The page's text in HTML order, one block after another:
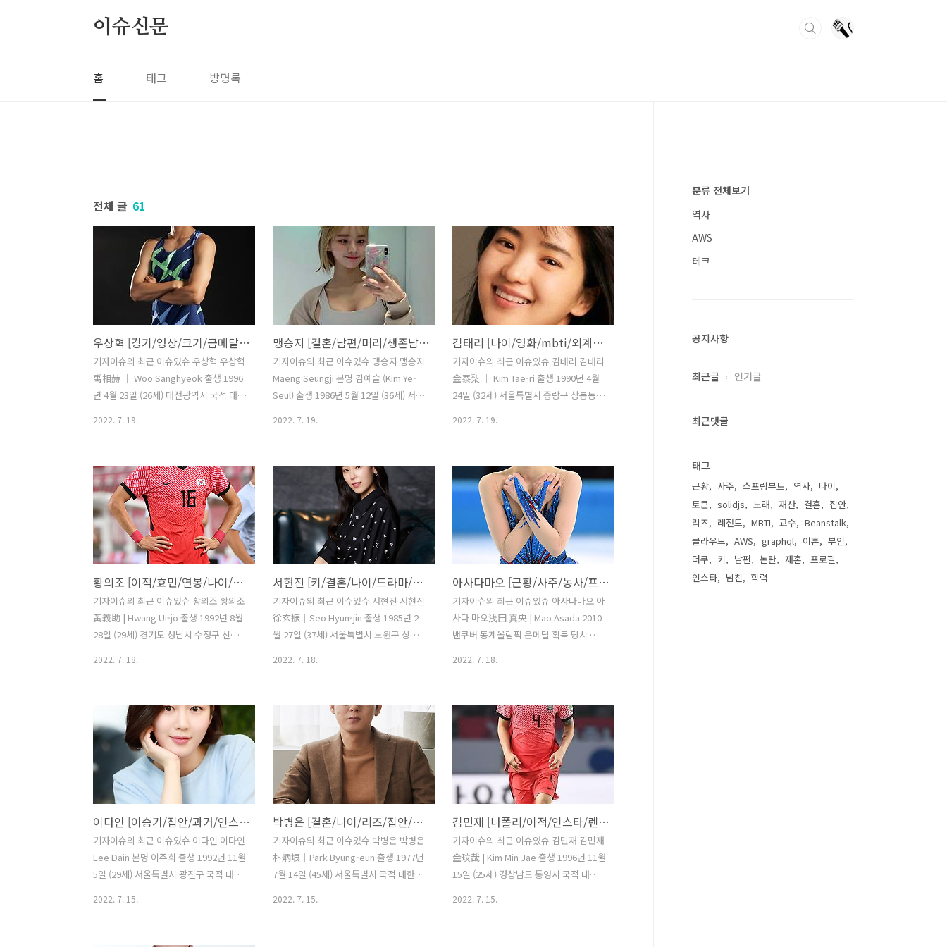
이슈신문
홈 태그 방명록
전체 글 61
우상혁 [경기/영상/크기/금메달/논란/프로필]
기자이슈의 최근 이슈있슈 우상혁 우상혁
禹相赫 ｜ Woo Sanghyeok 출생 1996
년 4월 23일 (26세) 대전광역시 국적 대한
(사회체육학 / 학사) 신체 188cm, 73kg,
285mm 종목 육상 주종목 높이뛰기 기록
실외 2.35m (2020 도쿄 올림픽, 2022 오
리건 세계육상선수권대회)실내 2.36m
(2022 월드 인도어 투어 브론즈 후스토페
체) 소속 서천군청 (2013~)국군체육부대
(2021.3.2~) 1. 소개 Let’s go, Woo!할
수 있다, 올라간다! 2020 도쿄 올림픽에
서 높이뛰기를 하기 전 항상 되뇌인 말. 대
한민국의 높이뛰기 선수입니다. 2022년
3..
2022. 7. 19.
맹승지 [결혼/남편/머리/생존남녀/인스타/프로필]
기자이슈의 최근 이슈있슈 맹승지 맹승지
Maeng Seungji 본명 김예슬 (Kim Ye-
Seul) 출생 1986년 5월 12일 (36세) 서울
대학교 (학사) 종교 무종교 데뷔 2013년
MBC 20기 공채 코미디언 소속사 무소속
MBTI INFJ 1. 소개 대한민국의 前 코미디
언, 現 배우. 2. 활동 데뷔 이전에는 연극
단 활동을 통해 연기 경험을 쌓았고, 2013
년 공채 코미디언에 발탁되면서 코미디에
빠지다에 '맹스타'로 본인의 이름을 알리
기 시작했습니다. 하지만 코빠 자체가 시
청자들이 외면하기 쉬운 금요일 심야 프
로그램이었기 때문에 주목을 많이 받지
못할 뻔 하였으나 맹승지의 이..
2022. 7. 19.
김태리 [나이/영화/mbti/외계인/프로필]
기자이슈의 최근 이슈있슈 김태리 김태리
金泰梨 ｜ Kim Tae-ri 출생 1990년 4월
24일 (32세) 서울특별시 중랑구 상봉동
신현초등학교 (졸업) 신현중학교 (졸업)
영신간호비즈니스고등학교 (디자인과 /
졸업) 경희대학교 정경대학 (언론정보학 /
학사) 종교 무종교 데뷔 2014년 더바디샵
CF 별명 태리야끼, 김탤, 탤, 꼬북이, 사랑
의 밭태리, 김래리, 김보폭, 태리블리, 나
희도, 다이숙희, 태리 보가드 MBTI I???
official｜ 갤러리｜ 팬카페 1. 소개 대한
민국의 배우. 2. 데뷔 전 1990년 4월 24
일, 서울에서 1남 1녀 중 막내로 태어났으
며, 가족..
2022. 7. 19.
황의조 [이적/효민/연봉/나이/키/프로필]
기자이슈의 최근 이슈있슈 황의조 황의조
黃義助 | Hwang Ui-jo 출생 1992년 8월
28일 (29세) 경기도 성남시 수정구 신흥
스트라이커 주발 오른발(양발) 등번호 FC
지롱댕 드 보르도 18 대한민국 축구 국가
대표팀 16 학력 용인초등학교 (졸업)풍생
중학교 (졸업)풍생고등학교 (졸업)연세대
학교 (체육교육학 / 중퇴) 소속 팀 성남 일
화 천마/성남 FC (2013~2017) 감바 오사
카 (2017~2019) FC 지롱댕 드 보르도
(2019~ ) 국가대표 47경기 16골 (2015~ )
통산 득점 118골 후원사 아디다스 (X
SPEEDFLOW) 에이전트 병역 병역특..
2022. 7. 18.
서현진 [키/결혼/나이/드라마/다이어트/프로필]
기자이슈의 최근 이슈있슈 서현진 서현진
徐玄振｜Seo Hyun-jin 출생 1985년 2
월 27일 (37세) 서울특별시 노원구 상계
학력 청원초등학교 (졸업) 국립국악중학
교 (한국무용전공 / 졸업) 국립국악고등학
교 (한국무용과 / 전학) 구정고등학교 (졸
업) 동덕여자대학교 (실용음악학 / 학사)
종교 가톨릭 (세례명: 가브리엘라) 데뷔
2001년 1집 앨범 'With Freshness' (데
뷔일로부터 +7501일, 20주년) 별명 아기
복숭아, 월화요정, 헨진, 로코퀸, 믿보배,
러블리진, tvN 공무원, TMT, 불꽃 연기
취미 뜨개질, 여행 등 MBTI INFP 1. 소개
대한..
2022. 7. 18.
아사다마오 [근황/사주/농사/프로필]
기자이슈의 최근 이슈있슈 아사다마오 아
사다 마오浅田 真央 | Mao Asada 2010
밴쿠버 동계올림픽 은메달 획득 당시 본
일본 학력 추쿄대학 (체육학 / 학사) 종목
피겨 스케이팅 신체 163cm, B형 가족 아
버지, 언니 아사다 마이 은퇴 2017년 4월
10일 1. 소개 일본의 前 여자 싱글 피겨 스
케이팅 선수이며, 2010 밴쿠버 동계올림
픽 은메달리스트입니다. 1.1. 총평 지치지
않습니다. 남들이 다 지치는 프로그램 후
반부에서 오히려 힘을 얻어 스케이팅을
합니다. 하지만, 김연아와 카롤리나 코스
트너가 가지고 있는 스피드와 파워는 아
사다 마오에게 없습니다. 트리..
2022. 7. 18.
이다인 [이승기/집안/과거/인스타/육상/프로필]
기자이슈의 최근 이슈있슈 이다인 이다인
Lee Dain 본명 이주희 출생 1992년 11월
5일 (29세) 서울특별시 광진구 국적 대한
극영화학 / 학사) 가족 생부 임영규, 계부
2022. 7. 15.
박병은 [결혼/나이/리즈/집안/프로필]
기자이슈의 최근 이슈있슈 박병은 박병은
朴炳垠｜Park Byung-eun 출생 1977년
7월 14일 (45세) 서울특별시 국적 대한민
2022. 7. 15.
김민재 [나폴리/이적/인스타/렌/프로필]
기자이슈의 최근 이슈있슈 김민재 김민재
金玟哉 | Kim Min Jae 출생 1996년 11월
15일 (25세) 경상남도 통영시 국적 대한
2022. 7. 15.
분류 전체보기
역사
AWS
테크
공지사항
최근글 인기글
최근댓글
태그
근황 사주 스프링부트 역사
나이
토큰
solidjs 노래 재산 결혼
집안
리즈
레전드 MBTI 교수
Beanstalk
클라우드
AWS graphql 이혼
부인
더쿠
키 남편 논란 재혼
프로필
인스타
남친 학력